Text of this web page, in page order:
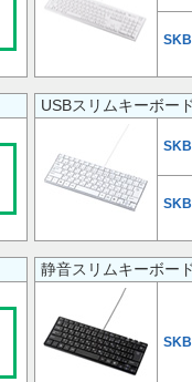
USBスリムキーボード
静音スリムキーボー